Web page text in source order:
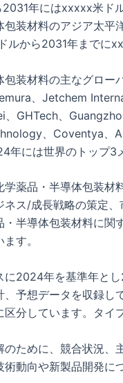
年にはxxxxx米ド
包装材料のアジア太
から2031年までに
包装材料の主なグロ
、Jetchem
、GHTech、
、Coventya、
年には世界のトップ3
学薬品・半導体包装
ネス/成長戦略の策定
・半導体包装材料に
す。
に2024年を基準年と
予想データを収録し
分しています。タイ
ために、競合状況、
動向や新製品開発に